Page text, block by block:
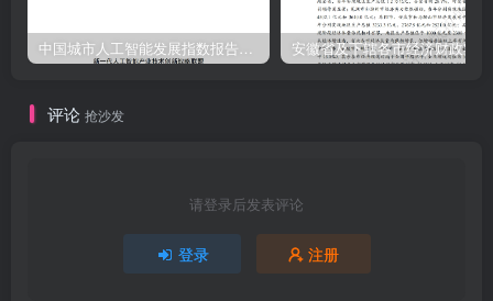
评论 抢沙发
请登录后发表评论
登录 注册